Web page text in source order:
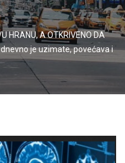
HRANU, A OTKRIVENO DA
dnevno je uzimate, povećava i